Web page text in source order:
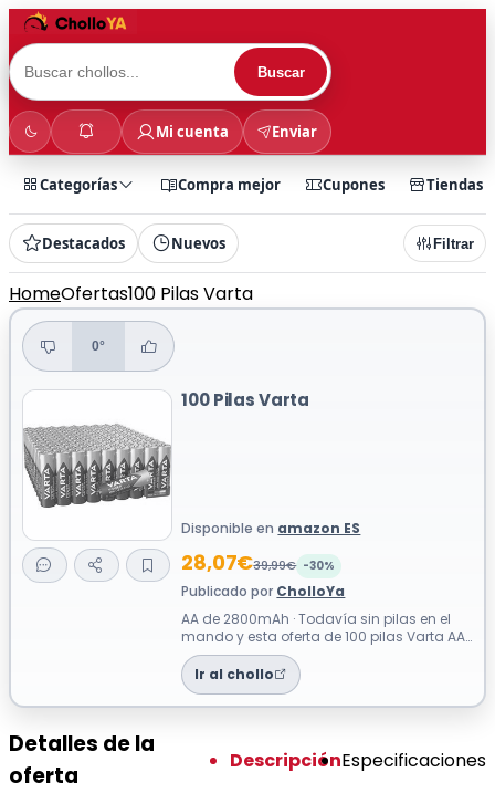
Buscar
Mi cuenta Enviar
Categorías Compra mejor Cupones Tiendas
Destacados Nuevos Filtrar
HomeOfertas100 Pilas Varta
0°
100 Pilas Varta
Disponible en amazon ES
28,07€39,99€ -30%
Publicado por CholloYa
AA de 2800mAh · Todavía sin pilas en el
mando y esta oferta de 100 pilas Varta AA
a su mejor precio. No lo pienses y ...
Ir al chollo
Detalles de la
oferta
DescripciónEspecificaciones